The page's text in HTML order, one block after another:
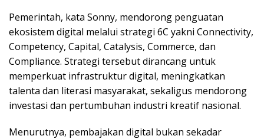
Pemerintah, kata Sonny, mendorong penguatan
ekosistem digital melalui strategi 6C yakni Connectivity,
Competency, Capital, Catalysis, Commerce, dan
Compliance. Strategi tersebut dirancang untuk
memperkuat infrastruktur digital, meningkatkan
talenta dan literasi masyarakat, sekaligus mendorong
investasi dan pertumbuhan industri kreatif nasional.
Menurutnya, pembajakan digital bukan sekadar